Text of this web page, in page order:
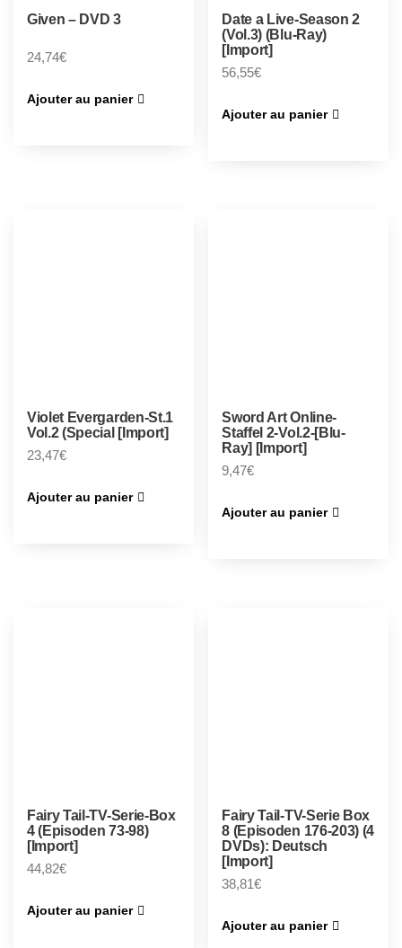
Given – DVD 3
24,74€
Ajouter au panier
Date a Live-Season 2
(Vol.3) (Blu-Ray)
[Import]
56,55€
Ajouter au panier
Violet Evergarden-St.1
Vol.2 (Special [Import]
23,47€
Ajouter au panier
Sword Art Online-
Staffel 2-Vol.2-[Blu-
Ray] [Import]
9,47€
Ajouter au panier
Fairy Tail-TV-Serie-Box
4 (Episoden 73-98)
[Import]
44,82€
Ajouter au panier
Fairy Tail-TV-Serie Box
8 (Episoden 176-203) (4
DVDs): Deutsch
[Import]
38,81€
Ajouter au panier